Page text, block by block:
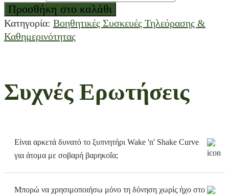
Προσθήκη στο καλάθι
Κατηγορία: Βοηθητικές Συσκευές Τηλεόρασης &
Καθημερινότητας
Συχνές Ερωτήσεις
Είναι αρκετά δυνατό το ξυπνητήρι Wake 'n' Shake Curve
για άτομα με σοβαρή βαρηκοΐα;
Ναι, ο συνδυασμός ήχου 95dB, ισχυρής δόνησης και
Μπορώ να χρησιμοποιήσω μόνο τη δόνηση χωρίς ήχο στο